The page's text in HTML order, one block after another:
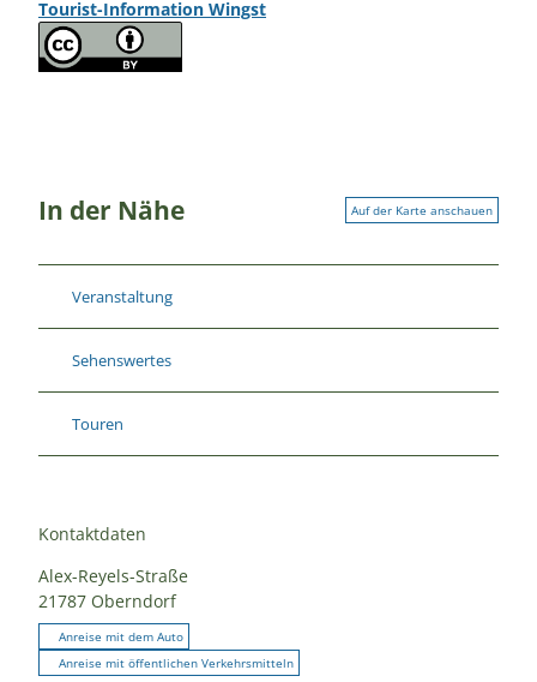
Tourist-Information Wingst
In der Nähe Auf der Karte anschauen
Veranstaltung
Sehenswertes
Touren
Kontaktdaten
Alex-Reyels-Straße
21787 Oberndorf
Anreise mit dem Auto
Anreise mit öffentlichen Verkehrsmitteln